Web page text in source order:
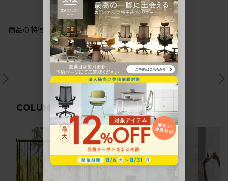
商品の特徴
COLUMN 関連コラム